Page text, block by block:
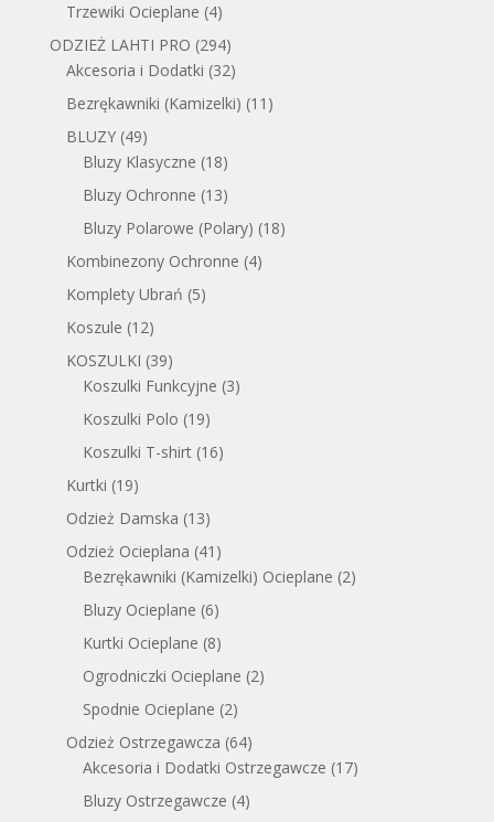
Trzewiki Ocieplane (4)
ODZIEŻ LAHTI PRO (294)
Akcesoria i Dodatki (32)
Bezrękawniki (Kamizelki) (11)
BLUZY (49)
Bluzy Klasyczne (18)
Bluzy Ochronne (13)
Bluzy Polarowe (Polary) (18)
Kombinezony Ochronne (4)
Komplety Ubrań (5)
Koszule (12)
KOSZULKI (39)
Koszulki Funkcyjne (3)
Koszulki Polo (19)
Koszulki T-shirt (16)
Kurtki (19)
Odzież Damska (13)
Odzież Ocieplana (41)
Bezrękawniki (Kamizelki) Ocieplane (2)
Bluzy Ocieplane (6)
Kurtki Ocieplane (8)
Ogrodniczki Ocieplane (2)
Spodnie Ocieplane (2)
Odzież Ostrzegawcza (64)
Akcesoria i Dodatki Ostrzegawcze (17)
Bluzy Ostrzegawcze (4)